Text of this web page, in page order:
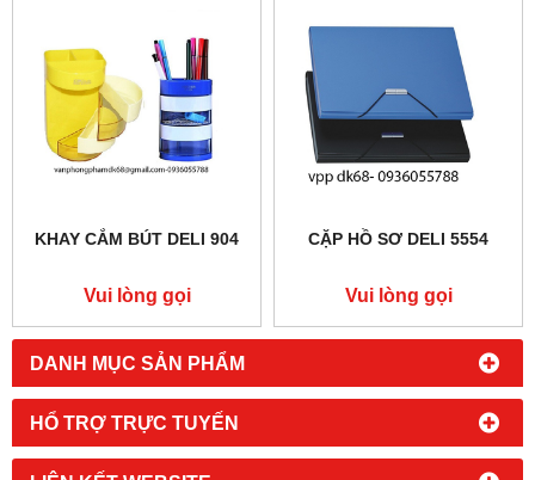
DANH MỤC SẢN PHẨM
HỔ TRỢ TRỰC TUYẾN
KHAY CẮM BÚT DELI 904
Vui lòng gọi
CẶP HỒ SƠ DELI 5554
Vui lòng gọi